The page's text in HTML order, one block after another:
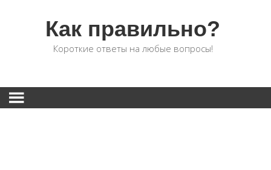
Как правильно?
Короткие ответы на любые вопросы!